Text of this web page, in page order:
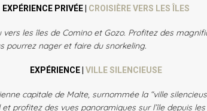
EXPÉRIENCE PRIVÉE | CROISIÈRE VERS LES ÎLES
les îles de Comino et Gozo. Profitez des
pourrez nager et faire du snorkeling.
EXPÉRIENCE | VILLE SILENCIEUSE
capitale de Malte, surnommée la “ville
profitez des vues panoramiques sur l’île depuis